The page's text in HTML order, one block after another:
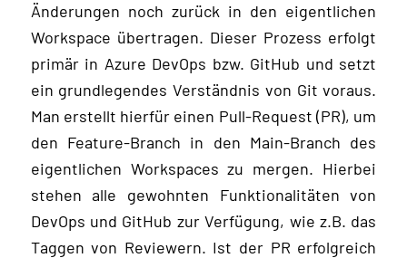
Änderungen noch zurück in den eigentlichen
Workspace übertragen. Dieser Prozess erfolgt
primär in Azure DevOps bzw. GitHub und setzt
ein grundlegendes Verständnis von Git voraus.
Man erstellt hierfür einen Pull-Request (PR), um
den Feature-Branch in den Main-Branch des
eigentlichen Workspaces zu mergen. Hierbei
stehen alle gewohnten Funktionalitäten von
DevOps und GitHub zur Verfügung, wie z.B. das
Taggen von Reviewern. Ist der PR erfolgreich